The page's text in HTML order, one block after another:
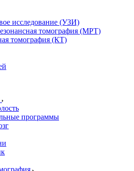
исследование (УЗИ)
томография (МРТ)
томография (КТ)
программы